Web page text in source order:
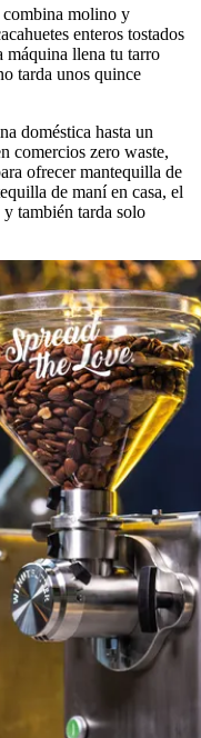
molino y
enteros tostados
máquina llena tu tarro
tarda unos quince
doméstica hasta un
comercios zero waste,
ofrecer mantequilla de
de maní en casa, el
también tarda solo